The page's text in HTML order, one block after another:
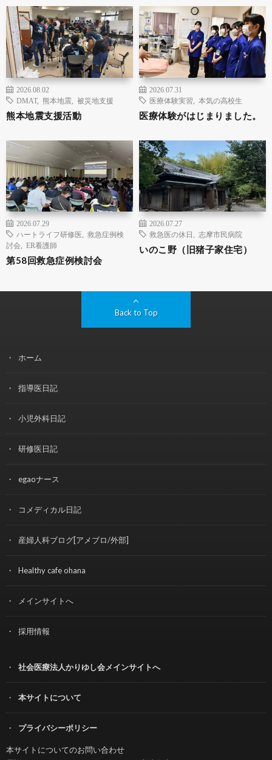
2026.08.02
DMAT, 熊本地震 被災地支援
熊本地震支援活動
2026.07.31
医療体験実習
本気の高校生
医療体験がはじまりました。
2026.07.29
ハートライフ研修医
救急症例検
討会
ER看護師
第58回救急症例検討会
2026.07.27
救急医の休日
志摩市民病院
いのこ野（旧猪子家住宅）
Back to Top
ホーム
指導医日記
小児外科日記
研修医日記
egaoナース
コメディカル日記
産婦人科ブログ[アメブロ/外部]
Healthy cafe ohana
メインサイトへ
採用情報
社会医療法人かりゆし会メインサイトへ
本サイトについて
プライバシーポリシー
本サイトについてのお問い合わせ